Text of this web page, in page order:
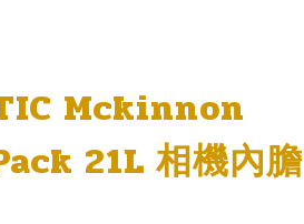
Mckinnon
21L 相機內膽